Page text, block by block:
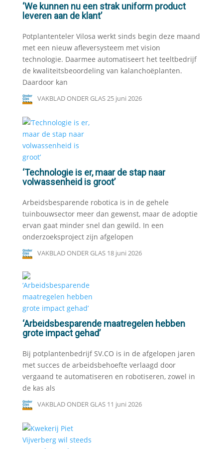
‘We kunnen nu een strak uniform product
leveren aan de klant’
Potplantenteler Vilosa werkt sinds begin deze maand
met een nieuw afleversysteem met vision
technologie. Daarmee automatiseert het teeltbedrijf
de kwaliteitsbeoordeling van kalanchoëplanten.
Daardoor kan
VAKBLAD ONDER GLAS25 juni 2026
‘Technologie is er, maar de stap naar
volwassenheid is groot’
Arbeidsbesparende robotica is in de gehele
tuinbouwsector meer dan gewenst, maar de adoptie
ervan gaat minder snel dan gewild. In een
onderzoeksproject zijn afgelopen
VAKBLAD ONDER GLAS 18 juni 2026
‘Arbeidsbesparende maatregelen hebben
grote impact gehad’
Bij potplantenbedrijf SV.CO is in de afgelopen jaren
met succes de arbeidsbehoefte verlaagd door
vergaand te automatiseren en robotiseren, zowel in
de kas als
VAKBLAD ONDER GLAS 11 juni 2026